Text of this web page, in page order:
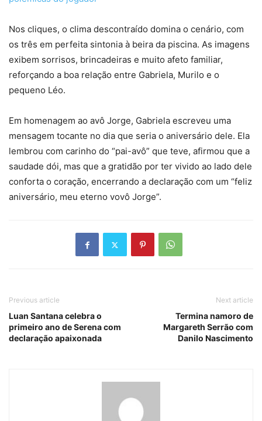
Nos cliques, o clima descontraído domina o cenário, com
os três em perfeita sintonia à beira da piscina. As imagens
exibem sorrisos, brincadeiras e muito afeto familiar,
reforçando a boa relação entre Gabriela, Murilo e o
pequeno Léo.
Em homenagem ao avô Jorge, Gabriela escreveu uma
mensagem tocante no dia que seria o aniversário dele. Ela
lembrou com carinho do “pai-avô” que teve, afirmou que a
saudade dói, mas que a gratidão por ter vivido ao lado dele
conforta o coração, encerrando a declaração com um “feliz
aniversário, meu eterno vovô Jorge”.
Previous article
Luan Santana celebra o
primeiro ano de Serena com
declaração apaixonada
Next article
Termina namoro de
Margareth Serrão com
Danilo Nascimento